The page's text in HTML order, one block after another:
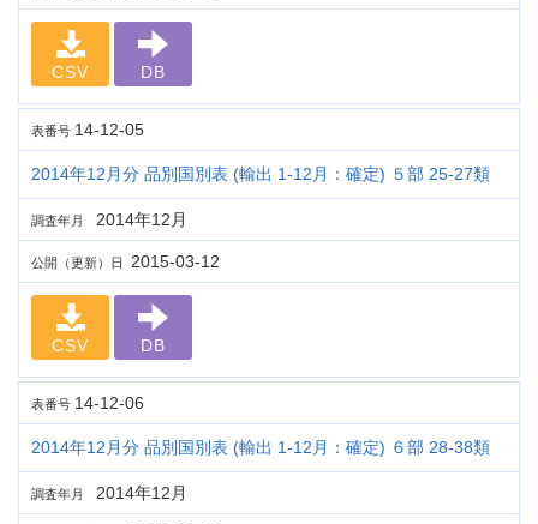
CSV DB
表番号 14-12-05
2014年12月分 品別国別表 (輸出 1-12月：確定) ５部 25-27類
調査年月 2014年12月
公開（更新）日 2015-03-12
CSV DB
表番号 14-12-06
2014年12月分 品別国別表 (輸出 1-12月：確定) ６部 28-38類
調査年月 2014年12月